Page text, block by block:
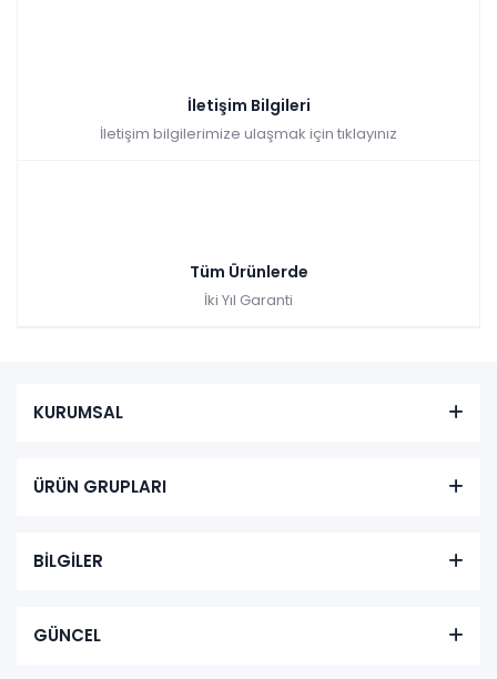
İletişim Bilgileri
İletişim bilgilerimize ulaşmak için tıklayınız
Tüm Ürünlerde
İki Yıl Garanti
KURUMSAL
ÜRÜN GRUPLARI
BİLGİLER
GÜNCEL